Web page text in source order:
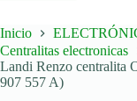
Inicio
Centralitas electronicas
Landi Renzo centralita
907 557 A)